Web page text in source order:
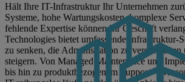
Hält Ihre IT-Infrastruktur Ihr Unternehmen
Systeme, hohe Wartungskosten, komplexe
fehlende Expertise können Ihr Geschäft
Technologies bietet umfassende Infrastruktur-
zu senken, die Administration zu
steigern. Von Managed Maintenance und
bis hin zu produktbezogenem Support – wir